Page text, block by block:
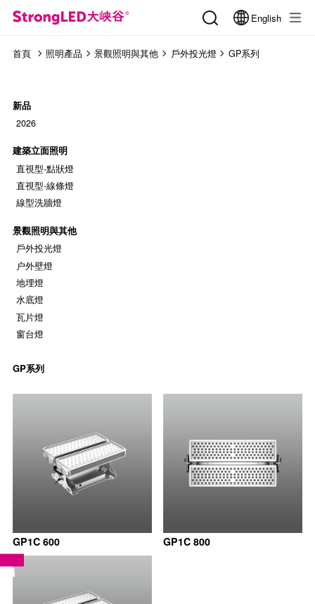
English
首頁 照明產品 景觀照明與其他 戶外投光燈 GP系列
新品
2026
建築立面照明
直視型-點狀燈
直視型-線條燈
線型洗牆燈
景觀照明與其他
戶外投光燈
户外壁燈
地埋燈
水底燈
瓦片燈
窗台燈
GP系列
GP1C 600 GP1C 800